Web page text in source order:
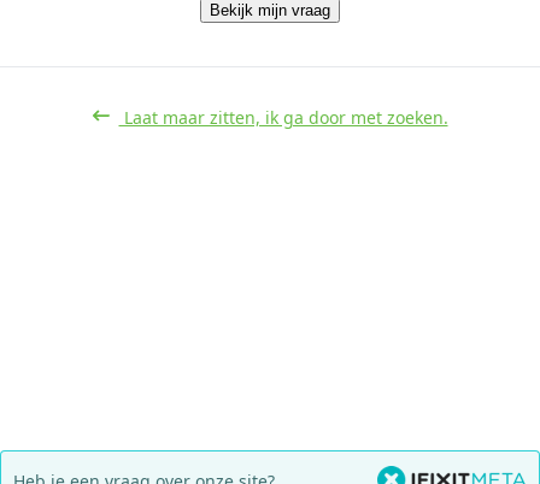
Bekijk mijn vraag
Laat maar zitten, ik ga door met zoeken.